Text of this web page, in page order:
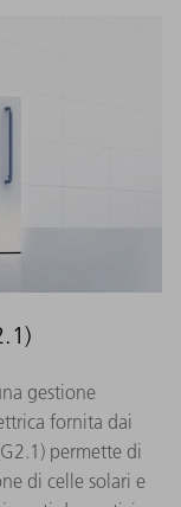
gestione
fornita dai
permette di
di celle solari e